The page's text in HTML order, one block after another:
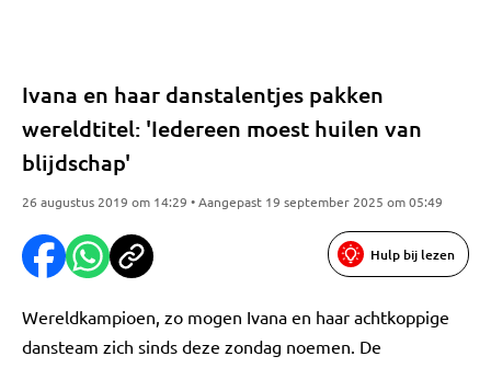
Ivana en haar danstalentjes pakken
wereldtitel: 'Iedereen moest huilen van
blijdschap'
26 augustus 2019 om 14:29 • Aangepast 19 september 2025 om 05:49
Hulp bij lezen
Wereldkampioen, zo mogen Ivana en haar achtkoppige
dansteam zich sinds deze zondag noemen. De